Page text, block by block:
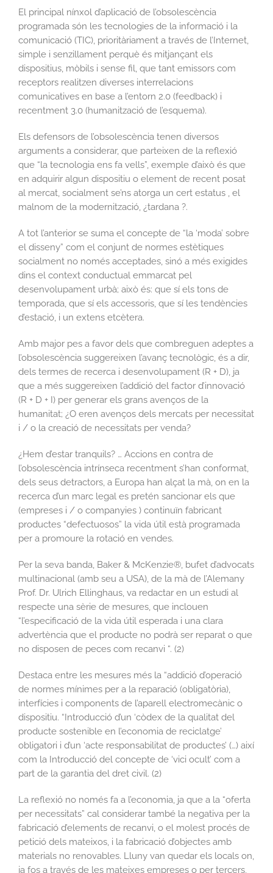
El principal nínxol d’aplicació de l’obsolescència
programada són les tecnologies de la informació i la
comunicació (TIC), prioritàriament a través de l’Internet,
simple i senzillament perquè és mitjançant els
dispositius, mòbils i sense fil, que tant emissors com
receptors realitzen diverses interrelacions
comunicatives en base a l’entorn 2.0 (feedback) i
recentment 3.0 (humanització de l’esquema).
Els defensors de l’obsolescència tenen diversos
arguments a considerar, que parteixen de la reflexió
que “la tecnologia ens fa vells”, exemple d’això és que
en adquirir algun dispositiu o element de recent posat
al mercat, socialment se’ns atorga un cert estatus , el
malnom de la modernització, ¿tardana ?.
A tot l’anterior se suma el concepte de “la ‘moda’ sobre
el disseny” com el conjunt de normes estètiques
socialment no només acceptades, sinó a més exigides
dins el context conductual emmarcat pel
desenvolupament urbà; això és: que sí els tons de
temporada, que sí els accessoris, que sí les tendències
d’estació, i un extens etcètera.
Amb major pes a favor dels que combreguen adeptes a
l’obsolescència suggereixen l’avanç tecnològic, és a dir,
dels termes de recerca i desenvolupament (R + D), ja
que a més suggereixen l’addició del factor d’innovació
(R + D + I) per generar els grans avenços de la
humanitat; ¿O eren avenços dels mercats per necessitat
i / o la creació de necessitats per venda?
¿Hem d’estar tranquils? … Accions en contra de
l’obsolescència intrínseca recentment s’han conformat,
dels seus detractors, a Europa han alçat la mà, on en la
recerca d’un marc legal es pretén sancionar els que
(empreses i / o companyies ) continuïn fabricant
productes “defectuosos” la vida útil està programada
per a promoure la rotació en vendes.
Per la seva banda, Baker & McKenzie®, bufet d’advocats
multinacional (amb seu a USA), de la mà de l’Alemany
Prof. Dr. Ulrich Ellinghaus, va redactar en un estudi al
respecte una sèrie de mesures, que inclouen
“l’especificació de la vida útil esperada i una clara
advertència que el producte no podrà ser reparat o que
no disposen de peces com recanvi “. (2)
Destaca entre les mesures més la “addició d’operació
de normes mínimes per a la reparació (obligatòria),
interfícies i components de l’aparell electromecànic o
dispositiu. “Introducció d’un ‘còdex de la qualitat del
producte sostenible en l’economia de reciclatge’
obligatori i d’un ‘acte responsabilitat de productes’ (…) així
com la Introducció del concepte de ‘vici ocult’ com a
part de la garantia del dret civil. (2)
La reflexió no només fa a l’economia, ja que a la “oferta
per necessitats” cal considerar també la negativa per la
fabricació d’elements de recanvi, o el molest procés de
petició dels mateixos, i la fabricació d’objectes amb
materials no renovables. Lluny van quedar els locals on,
ja fos a través de les mateixes empreses o per tercers,